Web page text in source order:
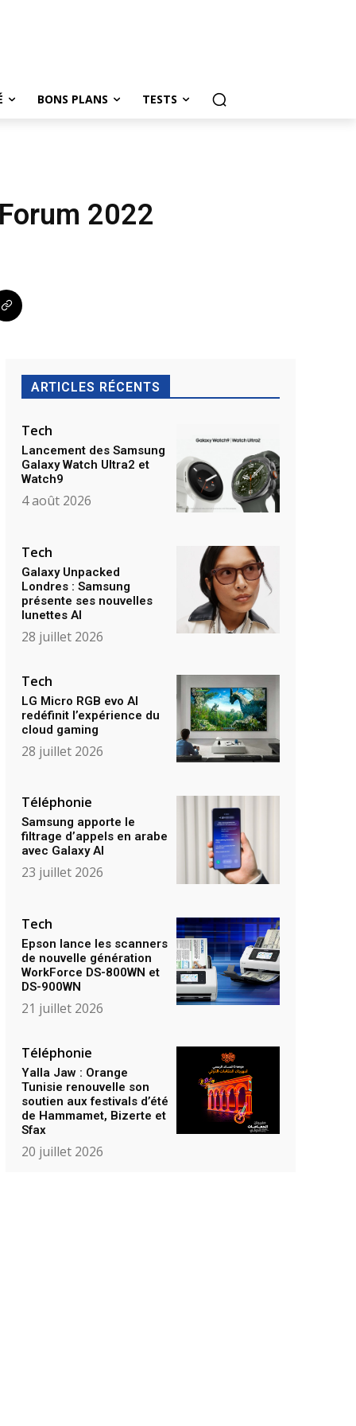
BONS PLANS TESTS
2022
ARTICLES RÉCENTS
Tech
Lancement des Samsung
Galaxy Watch Ultra2 et
Watch9
4 août 2026
Tech
Galaxy Unpacked
Londres : Samsung
présente ses nouvelles
lunettes AI
28 juillet 2026
Tech
LG Micro RGB evo AI
redéfinit l’expérience du
cloud gaming
28 juillet 2026
Téléphonie
Samsung apporte le
filtrage d’appels en arabe
avec Galaxy AI
23 juillet 2026
Tech
Epson lance les scanners
de nouvelle génération
WorkForce DS-800WN et
DS-900WN
21 juillet 2026
Téléphonie
Yalla Jaw : Orange
Tunisie renouvelle son
soutien aux festivals d’été
de Hammamet, Bizerte et
Sfax
20 juillet 2026